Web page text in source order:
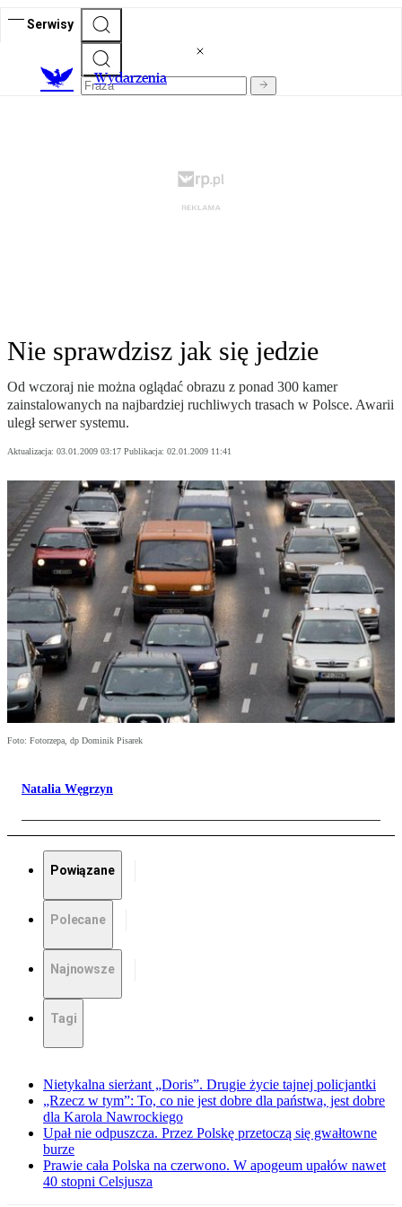
Serwisy
Wydarzenia
Nie sprawdzisz jak się jedzie
Od wczoraj nie można oglądać obrazu z ponad 300 kamer
zainstalowanych na najbardziej ruchliwych trasach w Polsce. Awarii
uległ serwer systemu.
Aktualizacja: 03.01.2009 03:17 Publikacja: 02.01.2009 11:41
Foto: Fotorzepa, dp Dominik Pisarek
Natalia Węgrzyn
Powiązane
Polecane
Najnowsze
Tagi
Nietykalna sierżant „Doris”. Drugie życie tajnej policjantki
„Rzecz w tym”: To, co nie jest dobre dla państwa, jest dobre
dla Karola Nawrockiego
Upał nie odpuszcza. Przez Polskę przetoczą się gwałtowne
burze
Prawie cała Polska na czerwono. W apogeum upałów nawet
40 stopni Celsjusza